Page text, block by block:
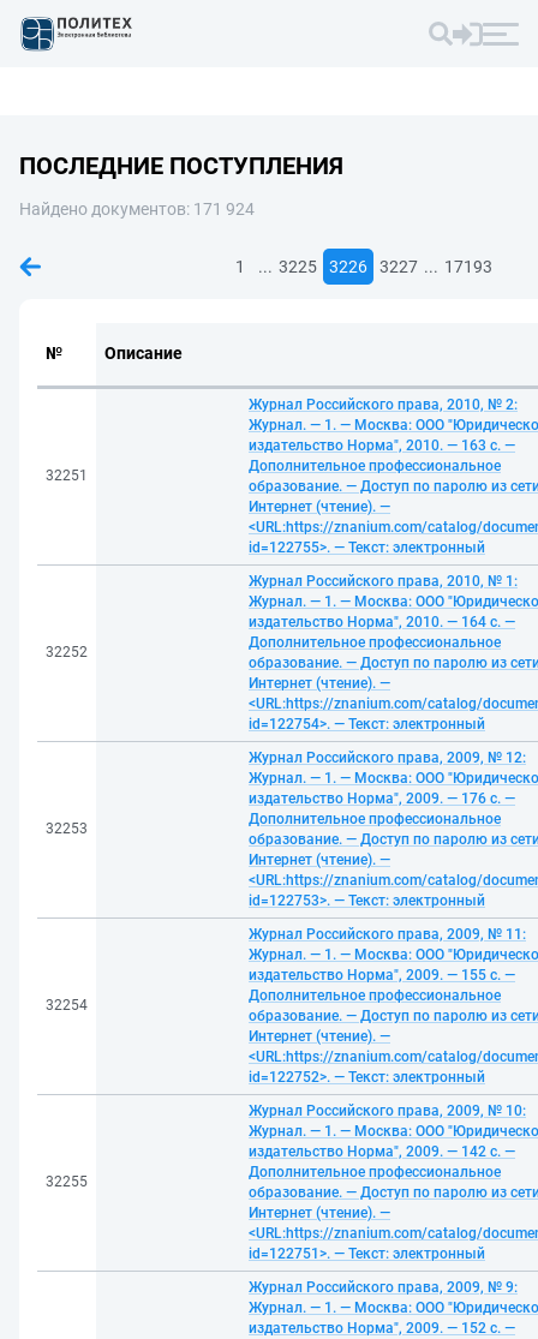
ПОСЛЕДНИЕ ПОСТУПЛЕНИЯ
Найдено документов: 171 924
1 ... 3225 3226 3227 ... 17193
№ Описание
32251
Журнал Российского права, 2010, № 2:
Журнал. — 1. — Москва: ООО
издательство Норма", 2010. — 163 с. —
Дополнительное профессиональное
образование. — Доступ по паролю из
Интернет (чтение). —
<URL:https://znanium.com/catalog/
id=122755>. — Текст: электронный
32252
Журнал Российского права, 2010, № 1:
Журнал. — 1. — Москва: ООО
издательство Норма", 2010. — 164 с. —
Дополнительное профессиональное
образование. — Доступ по паролю из
Интернет (чтение). —
<URL:https://znanium.com/catalog/
id=122754>. — Текст: электронный
32253
Журнал Российского права, 2009, № 12:
Журнал. — 1. — Москва: ООО
издательство Норма", 2009. — 176 с. —
Дополнительное профессиональное
образование. — Доступ по паролю из
Интернет (чтение). —
<URL:https://znanium.com/catalog/
id=122753>. — Текст: электронный
32254
Журнал Российского права, 2009, № 11:
Журнал. — 1. — Москва: ООО
издательство Норма", 2009. — 155 с. —
Дополнительное профессиональное
образование. — Доступ по паролю из
Интернет (чтение). —
<URL:https://znanium.com/catalog/
id=122752>. — Текст: электронный
32255
Журнал Российского права, 2009, № 10:
Журнал. — 1. — Москва: ООО
издательство Норма", 2009. — 142 с. —
Дополнительное профессиональное
образование. — Доступ по паролю из
Интернет (чтение). —
<URL:https://znanium.com/catalog/
id=122751>. — Текст: электронный
Журнал Российского права, 2009, № 9:
Журнал. — 1. — Москва: ООО
издательство Норма", 2009. — 152 с. —